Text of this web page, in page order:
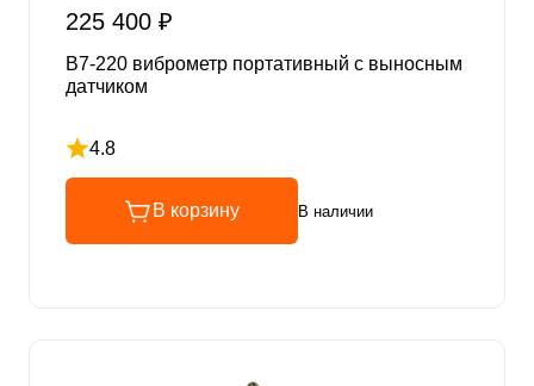
225 400 ₽
В7-220 виброметр портативный с выносным
датчиком
4.8
Рейтинг 4.8 из 5
В корзину В наличии